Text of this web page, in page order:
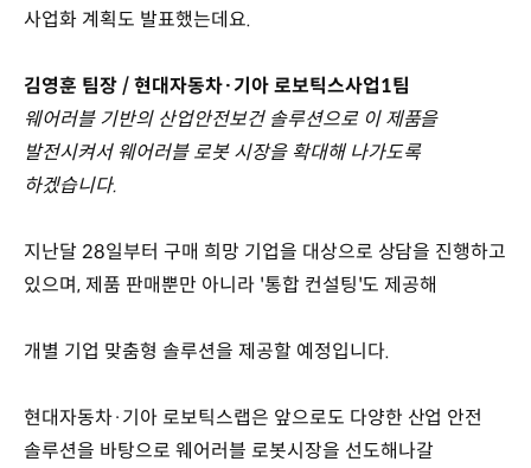
사업화 계획도 발표했는데요.
김영훈 팀장 / 현대자동차·기아 로보틱스사업1팀
웨어러블 기반의 산업안전보건 솔루션으로 이 제품을
발전시켜서 웨어러블 로봇 시장을 확대해 나가도록
하겠습니다.
지난달 28일부터 구매 희망 기업을 대상으로 상담을 진행하고
있으며, 제품 판매뿐만 아니라 '통합 컨설팅'도 제공해
개별 기업 맞춤형 솔루션을 제공할 예정입니다.
현대자동차·기아 로보틱스랩은 앞으로도 다양한 산업 안전
솔루션을 바탕으로 웨어러블 로봇시장을 선도해나갈